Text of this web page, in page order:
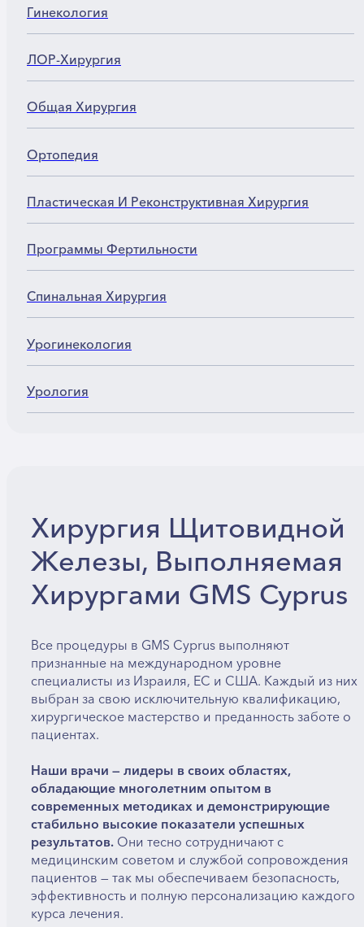
Гинекология
ЛОР-Хирургия
Общая Хирургия
Ортопедия
Пластическая И Реконструктивная Хирургия
Программы Фертильности
Спинальная Хирургия
Урогинекология
Урология
Хирургия Щитовидной
Железы, Выполняемая
Хирургами GMS Cyprus
Все процедуры в GMS Cyprus выполняют
признанные на международном уровне
специалисты из Израиля, ЕС и США. Каждый из них
выбран за свою исключительную квалификацию,
хирургическое мастерство и преданность заботе о
пациентах.
Наши врачи — лидеры в своих областях,
обладающие многолетним опытом в
современных методиках и демонстрирующие
стабильно высокие показатели успешных
результатов.Они тесно сотрудничают с
медицинским советом и службой сопровождения
пациентов — так мы обеспечиваем безопасность,
эффективность и полную персонализацию каждого
курса лечения.